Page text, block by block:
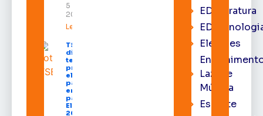
5 de agosto de
2026
Leia mais »
TSE define
divisão do
tempo de
propaganda
eleitoral e
participação
em debates
para as
Eleições
2026
EDliteratura
Eleições
Lazer e
Música
Esporte